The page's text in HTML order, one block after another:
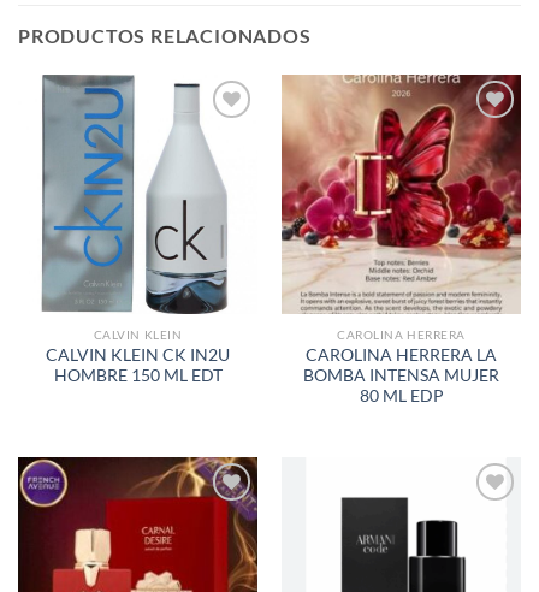
PRODUCTOS RELACIONADOS
AÑADIR
A LA
LISTA
CALVIN KLEIN
CALVIN KLEIN CK IN2U
HOMBRE 150 ML EDT
AÑADIR
A LA
LISTA
DE
DESEOS
CAROLINA HERRERA
CAROLINA HERRERA LA
BOMBA INTENSA MUJER
80 ML EDP
AÑADIR
LISTA